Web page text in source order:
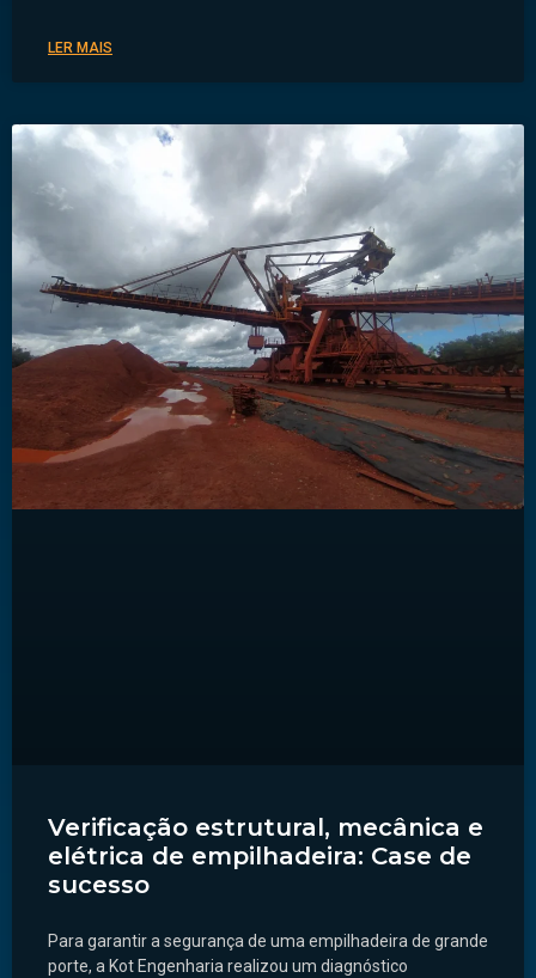
LER MAIS
Verificação estrutural, mecânica e
elétrica de empilhadeira: Case de
sucesso
Para garantir a segurança de uma empilhadeira de grande
porte, a Kot Engenharia realizou um diagnóstico